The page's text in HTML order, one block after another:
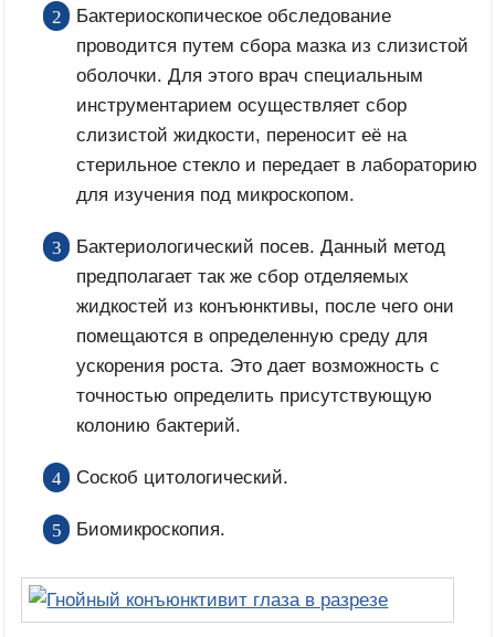
Бактериоскопическое обследование
проводится путем сбора мазка из слизистой
оболочки. Для этого врач специальным
инструментарием осуществляет сбор
слизистой жидкости, переносит её на
стерильное стекло и передает в лабораторию
для изучения под микроскопом.
Бактериологический посев. Данный метод
предполагает так же сбор отделяемых
жидкостей из конъюнктивы, после чего они
помещаются в определенную среду для
ускорения роста. Это дает возможность с
точностью определить присутствующую
колонию бактерий.
Соскоб цитологический.
Биомикроскопия.